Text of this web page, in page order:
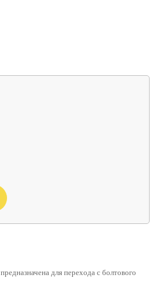
предназначена для перехода с болтового